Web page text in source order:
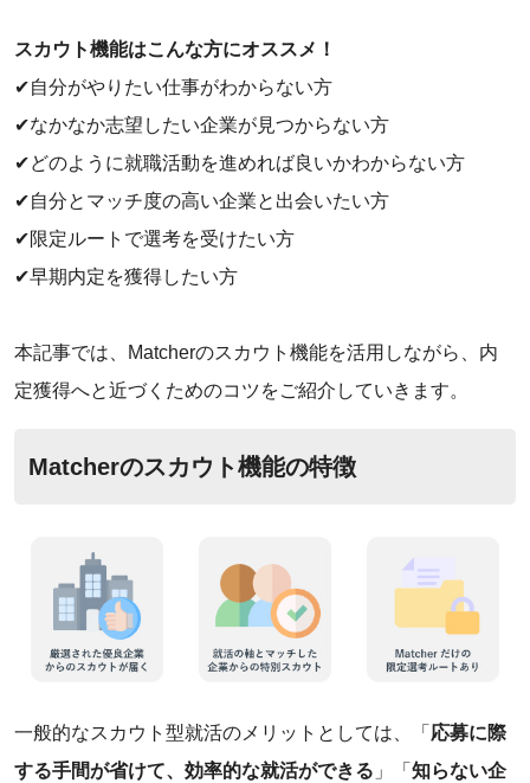
スカウト機能はこんな方にオススメ！
✔︎自分がやりたい仕事がわからない方
✔︎なかなか志望したい企業が見つからない方
✔︎どのように就職活動を進めれば良いかわからない方
✔︎自分とマッチ度の高い企業と出会いたい方
✔︎限定ルートで選考を受けたい方
✔︎早期内定を獲得したい方
本記事では、Matcherのスカウト機能を活用しながら、内
定獲得へと近づくためのコツをご紹介していきます。
Matcherのスカウト機能の特徴
‌一般的なスカウト型就活のメリットとしては、「 応募に際
する手間が省けて、効率的な就活ができる 」「 知らない企